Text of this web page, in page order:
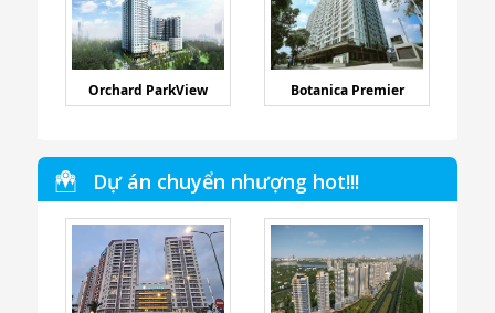
Orchard ParkView Botanica Premier
Dự án chuyển nhượng hot!!!